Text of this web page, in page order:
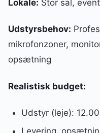
Lokale: Stor sal,
Udstyrsbehov:
mikrofonzoner,
opsætning
Realistisk budget:
Udstyr (leje):